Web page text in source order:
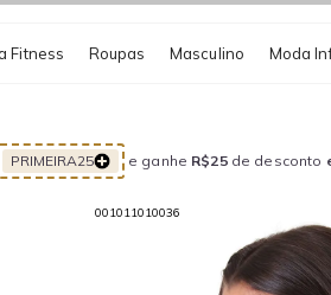
Masculino Moda
Roupas
Fitness
PRIMEIRA25 e ganhe R$25de desconto
001011010036